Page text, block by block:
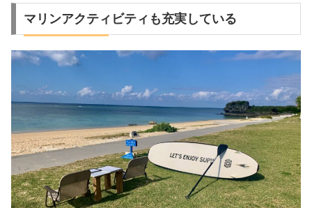
マリンアクティビティも充実している